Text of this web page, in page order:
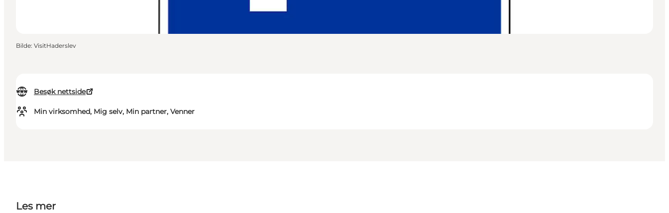
Besøk nettside
Min virksomhed, Mig selv, Min partner, Venner
Bilde: VisitHaderslev
Les mer